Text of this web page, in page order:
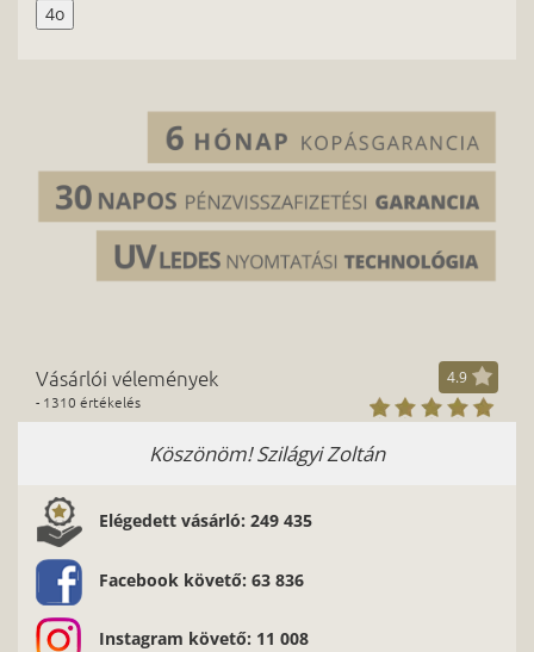
4o
Vásárlói vélemények
- 1310 értékelés
4.9
Köszönöm! Szilágyi Zoltán
Elégedett vásárló: 249 435
Facebook követő: 63 836
Instagram követő: 11 008